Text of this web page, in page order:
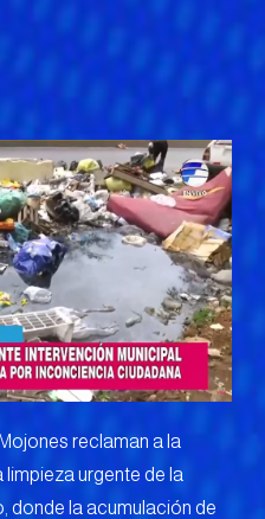
reclaman a la
limpieza urgente de la
donde la acumulación de